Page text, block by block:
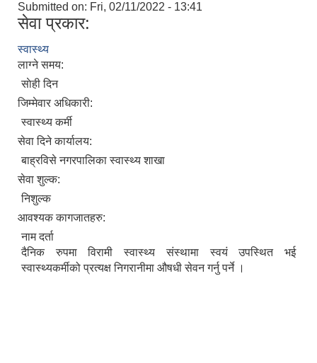
Submitted on: Fri, 02/11/2022 - 13:41
सेवा प्रकार:
स्वास्थ्य
लाग्ने समय:
साेही दिन
जिम्मेवार अधिकारी:
स्वास्थ्य कर्मी
सेवा दिने कार्यालय:
बाह्रविसे नगरपालिका स्वास्थ्य शाखा
सेवा शुल्क:
निशुल्क
आवश्यक कागजातहरु:
नाम दर्ता
दैनिक रुपमा विरामी स्वास्थ्य संस्थामा स्वयं उपस्थित भई
स्वास्थ्यकर्मीको प्रत्यक्ष निगरानीमा औषधी सेवन गर्नु पर्ने ।